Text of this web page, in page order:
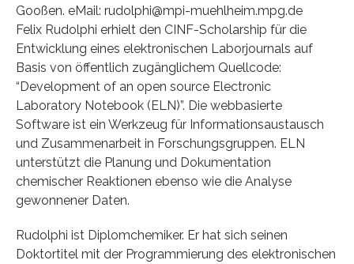
Gooßen. eMail: rudolphi@mpi-muehlheim.mpg.de
Felix Rudolphi erhielt den CINF-Scholarship für die
Entwicklung eines elektronischen Laborjournals auf
Basis von öffentlich zugänglichem Quellcode:
“Development of an open source Electronic
Laboratory Notebook (ELN)”. Die webbasierte
Software ist ein Werkzeug für Informationsaustausch
und Zusammenarbeit in Forschungsgruppen. ELN
unterstützt die Planung und Dokumentation
chemischer Reaktionen ebenso wie die Analyse
gewonnener Daten.
Rudolphi ist Diplomchemiker. Er hat sich seinen
Doktortitel mit der Programmierung des elektronischen